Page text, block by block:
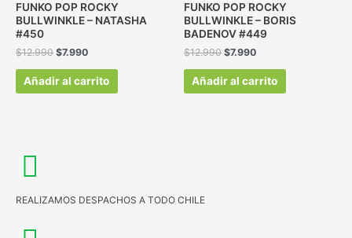
FUNKO POP ROCKY
BULLWINKLE – NATASHA
#450
$12.990 $7.990
Añadir al carrito
FUNKO POP ROCKY
BULLWINKLE – BORIS
BADENOV #449
$12.990 $7.990
Añadir al carrito
REALIZAMOS DESPACHOS A TODO CHILE